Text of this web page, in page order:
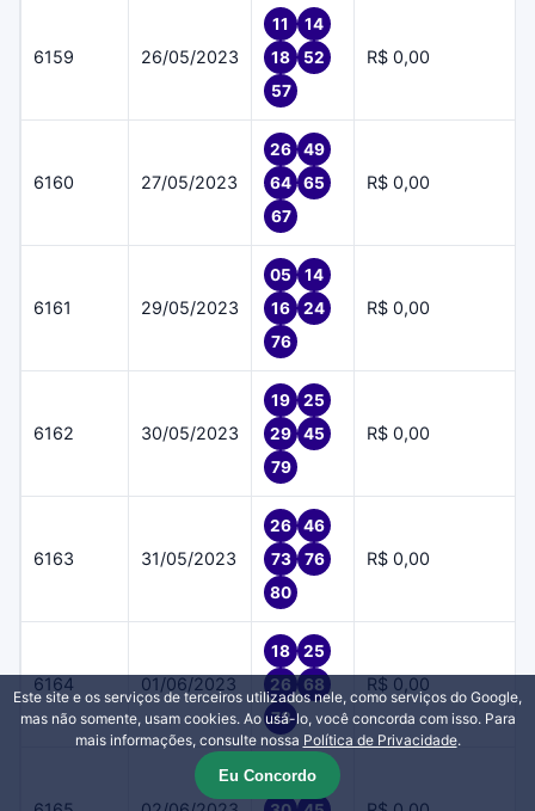
6159 26/05/2023
11
14
18
52
57
R$ 0,00
6160 27/05/2023
26
49
64
65
67
R$ 0,00
6161 29/05/2023
05
14
16
24
76
R$ 0,00
6162 30/05/2023
19
25
29
45
79
R$ 0,00
6163 31/05/2023
26
46
73
76
80
R$ 0,00
6164 01/06/2023
18
25
26
68
73
R$ 0,00
16
22
Este site e os serviços de terceiros utilizados nele, como serviços do Google,
mas não somente, usam cookies. Ao usá-lo, você concorda com isso. Para
mais informações, consulte nossa Política de Privacidade.
Eu Concordo